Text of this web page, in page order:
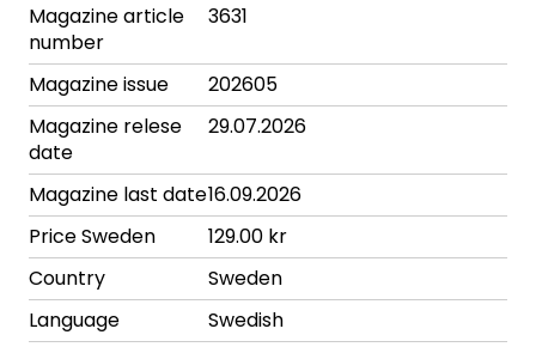
Magazine article
number
3631
Magazine issue
202605
Magazine relese
date
29.07.2026
Magazine last date16.09.2026
Price Sweden
129.00 kr
Country
Sweden
Language
Swedish